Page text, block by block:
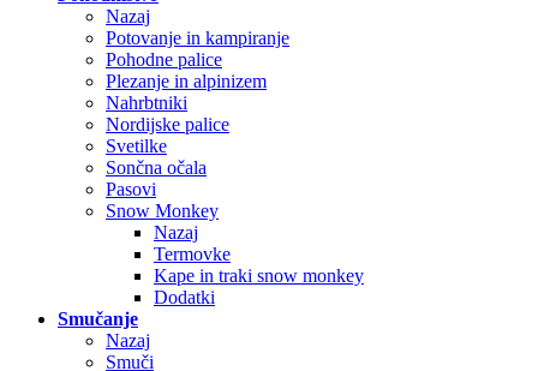
Nazaj
Potovanje in kampiranje
Pohodne palice
Plezanje in alpinizem
Nahrbtniki
Nordijske palice
Svetilke
Sončna očala
Pasovi
Snow Monkey
Nazaj
Termovke
Kape in traki snow monkey
Dodatki
Smučanje
Nazaj
Smuči